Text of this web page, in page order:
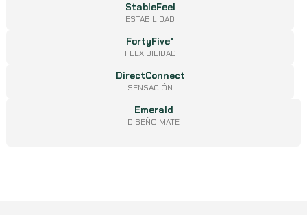
StableFeel
ESTABILIDAD
FortyFive°
FLEXIBILIDAD
DirectConnect
SENSACIÓN
Emerald
DISEÑO MATE